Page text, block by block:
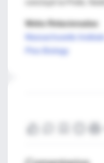
Webs Relacionadas
Massachusetts
Plos Biology